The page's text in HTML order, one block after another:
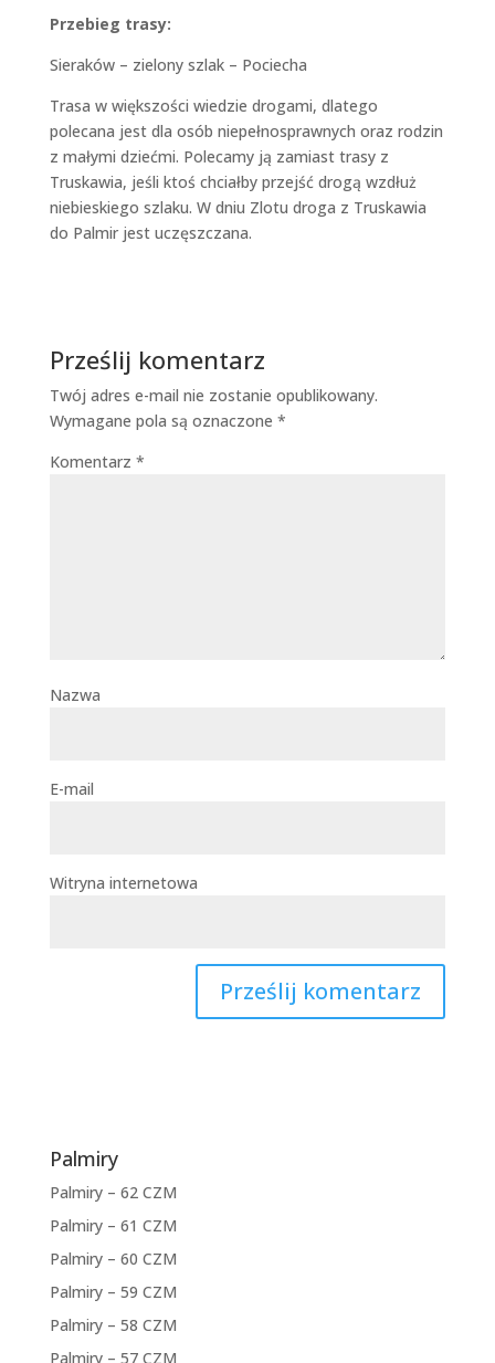
Przebieg trasy:
Sieraków – zielony szlak – Pociecha
Trasa w większości wiedzie drogami, dlatego
polecana jest dla osób niepełnosprawnych oraz rodzin
z małymi dziećmi. Polecamy ją zamiast trasy z
Truskawia, jeśli ktoś chciałby przejść drogą wzdłuż
niebieskiego szlaku. W dniu Zlotu droga z Truskawia
do Palmir jest uczęszczana.
Prześlij komentarz
Twój adres e-mail nie zostanie opublikowany.
Wymagane pola są oznaczone *
Komentarz *
Nazwa
E-mail
Witryna internetowa
Palmiry
Palmiry – 62 CZM
Palmiry – 61 CZM
Palmiry – 60 CZM
Palmiry – 59 CZM
Palmiry – 58 CZM
Palmiry – 57 CZM